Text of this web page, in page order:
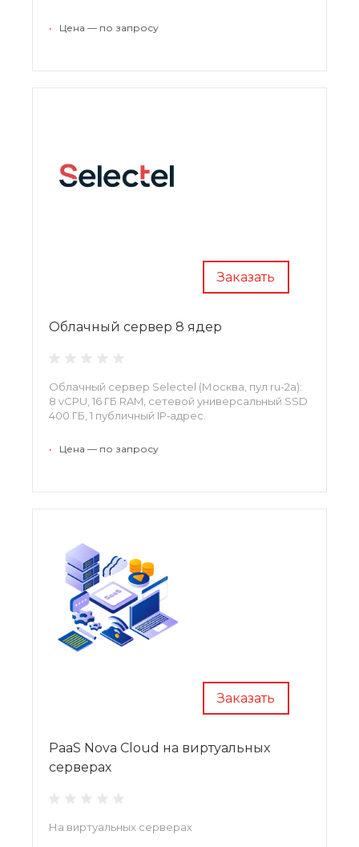
• Цена — по запросу
Заказать
Облачный сервер 8 ядер
Облачный сервер Selectel (Москва, пул ru-2a):
8 vCPU, 16 ГБ RAM, сетевой универсальный SSD
400 ГБ, 1 публичный IP‑адрес.
• Цена — по запросу
Заказать
PaaS Nova Cloud на виртуальных
серверах
На виртуальных серверах